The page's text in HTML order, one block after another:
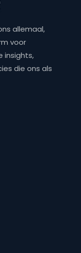
allemaal,
voor
insights,
die ons als